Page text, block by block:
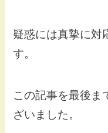
疑惑には真摯に対
す。
この記事を最後ま
ざいました。